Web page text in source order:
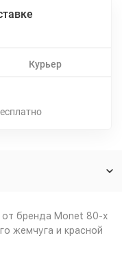
Курьер
Бесплатно
бренда Monet 80-х
жемчуга и красной